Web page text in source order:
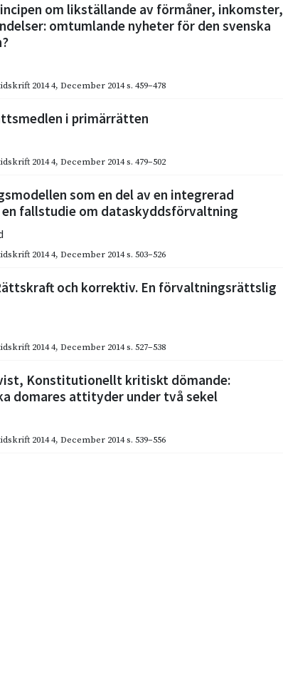
om likställande av förmåner, inkomster,
omtumlande nyheter för den svenska
2014 4, December 2014s. 459–478
i primärrätten
2014 4, December 2014s. 479–502
som en del av en integrerad
fallstudie om dataskyddsförvaltning
2014 4, December 2014s. 503–526
och korrektiv. En förvaltningsrättslig
2014 4, December 2014s. 527–538
Konstitutionellt kritiskt dömande:
domares attityder under två sekel
2014 4, December 2014s. 539–556